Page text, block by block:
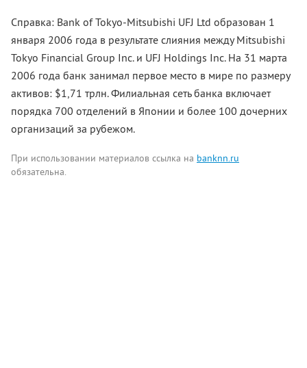
Справка: Bank of Tokyo-Mitsubishi UFJ Ltd образован 1
января 2006 года в результате слияния между Mitsubishi
Tokyo Financial Group Inc. и UFJ Holdings Inc. На 31 марта
2006 года банк занимал первое место в мире по размеру
активов: $1,71 трлн. Филиальная сеть банка включает
порядка 700 отделений в Японии и более 100 дочерних
организаций за рубежом.
При использовании материалов ссылка на banknn.ru
обязательна.